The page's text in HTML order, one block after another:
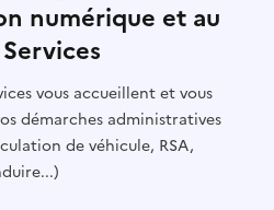
numérique et au
vous accueillent et vous
démarches administratives
de véhicule, RSA,